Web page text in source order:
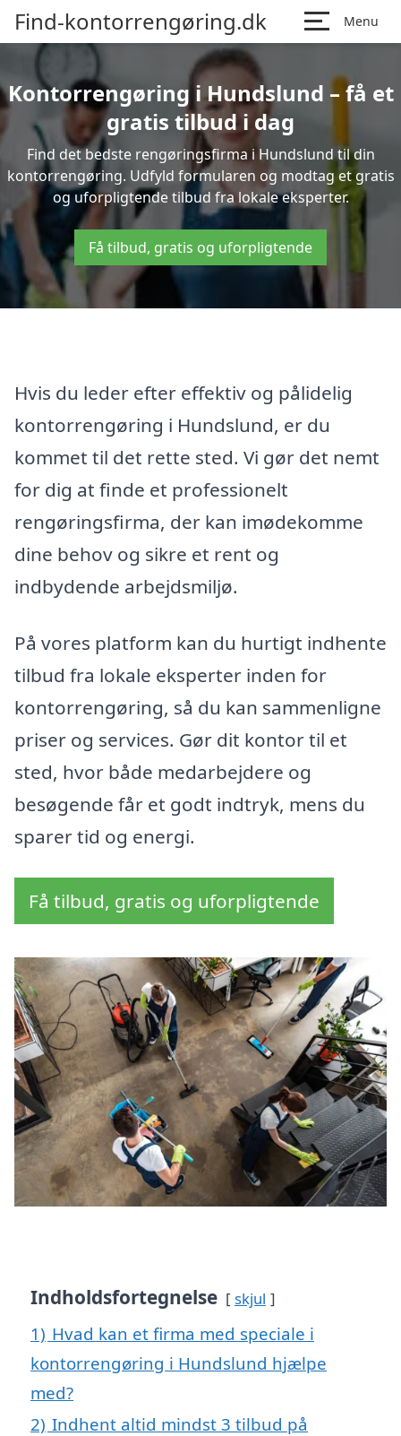
Find-kontorrengøring.dk Menu
Kontorrengøring i Hundslund – få et
gratis tilbud i dag
Find det bedste rengøringsfirma i Hundslund til din
kontorrengøring. Udfyld formularen og modtag et gratis
og uforpligtende tilbud fra lokale eksperter.
Få tilbud, gratis og uforpligtende
Hvis du leder efter effektiv og pålidelig
kontorrengøring i Hundslund, er du
kommet til det rette sted. Vi gør det nemt
for dig at finde et professionelt
rengøringsfirma, der kan imødekomme
dine behov og sikre et rent og
indbydende arbejdsmiljø.
På vores platform kan du hurtigt indhente
tilbud fra lokale eksperter inden for
kontorrengøring, så du kan sammenligne
priser og services. Gør dit kontor til et
sted, hvor både medarbejdere og
besøgende får et godt indtryk, mens du
sparer tid og energi.
Få tilbud, gratis og uforpligtende
Indholdsfortegnelse skjul
1) Hvad kan et firma med speciale i
kontorrengøring i Hundslund hjælpe
med?
2) Indhent altid mindst 3 tilbud på